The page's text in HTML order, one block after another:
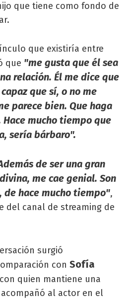
que tiene como fondo de
que existiría entre
que "me gusta que él sea
relación. Él me dice que
que sí, o no me
parece bien. Que haga
mucho tiempo que
sería bárbaro".
de ser una gran
me cae genial. Son
de hace mucho tiempo",
del canal de streaming de
surgió
con Sofía
quien mantiene una
al actor en el